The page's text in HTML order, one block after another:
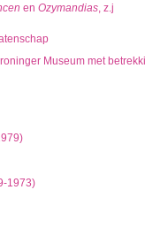
en Ozymandias, z.j
Museum met
1973)